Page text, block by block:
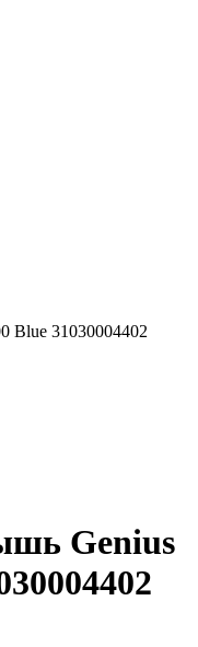
Blue 31030004402
Genius